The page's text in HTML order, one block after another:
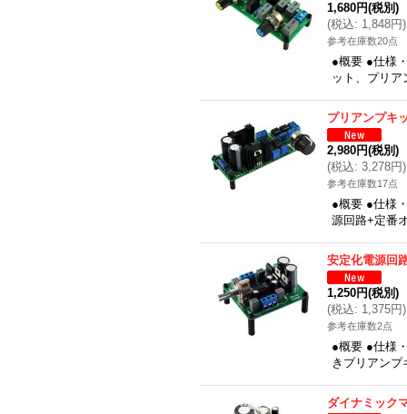
1,680円(税別)
(税込: 1,848円)
参考在庫数20点
●概要 ●仕様
ット、プリ
プリアンプキ
2,980円(税別)
(税込: 3,278円)
参考在庫数17点
●概要 ●仕様
源回路+定番
安定化電源回
1,250円(税別)
(税込: 1,375円)
参考在庫数2点
●概要 ●仕様
きプリアン
ダイナミック